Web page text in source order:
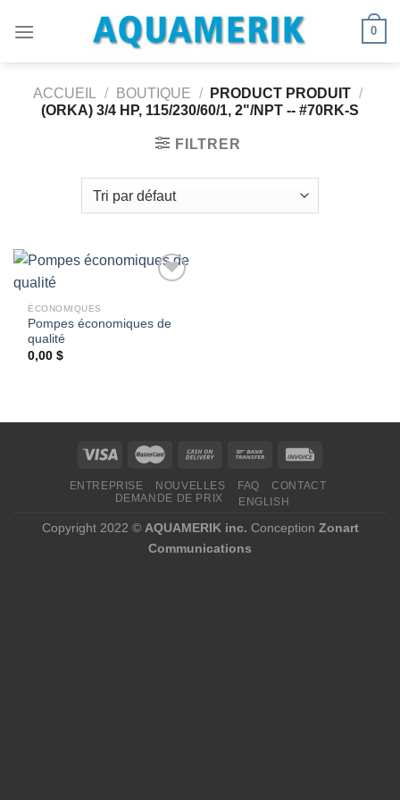
0
ACCUEIL / BOUTIQUE / PRODUCT PRODUIT /
(ORKA) 3/4 HP, 115/230/60/1, 2"/NPT -- #70RK-S
FILTRER
Ajouter
ÉCONOMIQUES
Pompes économiques de
qualité
0,00$
ENTREPRISE NOUVELLES FAQ
CONTACT
DEMANDE DE PRIX
ENGLISH
Copyright 2022 © AQUAMERIK inc. Conception Zonart
Communications